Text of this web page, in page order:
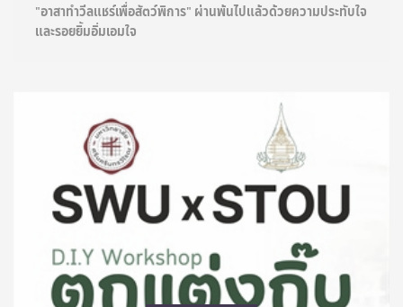
"อาสาทำวีลแชร์เพื่อสัตว์พิการ" ผ่านพ้นไปแล้วด้วยความประทับใจ
และรอยยิ้มอิ่มเอมใจ